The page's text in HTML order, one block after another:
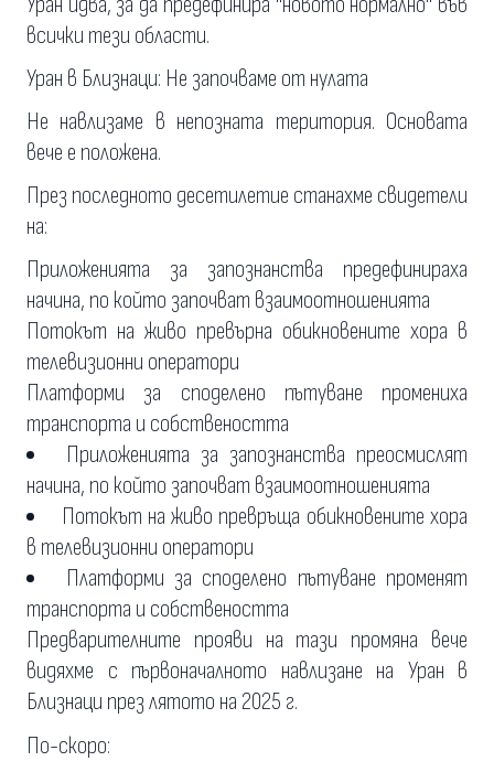
всички тези области.
Уран в Близнаци: Не започваме от нулата
Не навлизаме в непозната територия. Основата
вече е положена.
През последното десетилетие станахме свидетели
на:
Приложенията за запознанства предефинираха
начина, по който започват взаимоотношенията
Потокът на живо превърна обикновените хора в
телевизионни оператори
Платформи за споделено пътуване промениха
транспорта и собствеността
Приложенията за запознанства преосмислят
начина, по който започват взаимоотношенията
Потокът на живо превръща обикновените хора
в телевизионни оператори
Платформи за споделено пътуване променят
транспорта и собствеността
Предварителните прояви на тази промяна вече
видяхме с първоначалното навлизане на Уран в
Близнаци през лятото на 2025 г.
По-скоро: